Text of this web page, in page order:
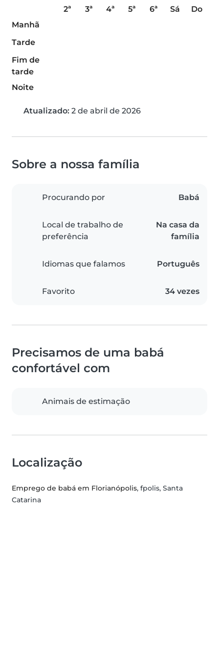
2ª 3ª 4ª 5ª 6ª Sá
Do
Manhã
Tarde
Fim de
tarde
Noite
Atualizado: 2 de abril de 2026
Sobre a nossa família
Procurando por Babá
Local de trabalho de
preferência
Na casa da
família
Idiomas que falamos Português
Favorito 34 vezes
Precisamos de uma babá
confortável com
Animais de estimação
Localização
Emprego de babá em Florianópolis, fpolis, Santa
Catarina